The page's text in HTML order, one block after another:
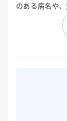
のある病名や